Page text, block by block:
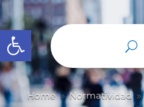
Abrir barra de herramientas
Home 9 Normatividad 9